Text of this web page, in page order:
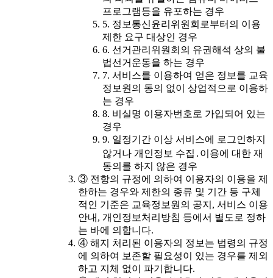
프로그램등을 유포하는 경우
5. 정보통신윤리위원회로부터의 이용
제한 요구 대상인 경우
6. 선거관리위원회의 유권해석 상의 불
법선거운동을 하는 경우
7. 서비스를 이용하여 얻은 정보를 교육
정보원의 동의 없이 상업적으로 이용하
는 경우
8. 비실명 이용자번호로 가입되어 있는
경우
9. 일정기간 이상 서비스에 로그인하지
않거나 개인정보 수집․이용에 대한 재
동의를 하지 않은 경우
③ 전항의 규정에 의하여 이용자의 이용을 제
한하는 경우와 제한의 종류 및 기간 등 구체
적인 기준은 교육정보원의 공지, 서비스 이용
안내, 개인정보처리방침 등에서 별도로 정하
는 바에 의합니다.
④ 해지 처리된 이용자의 정보는 법령의 규정
에 의하여 보존할 필요성이 있는 경우를 제외
하고 지체 없이 파기합니다.